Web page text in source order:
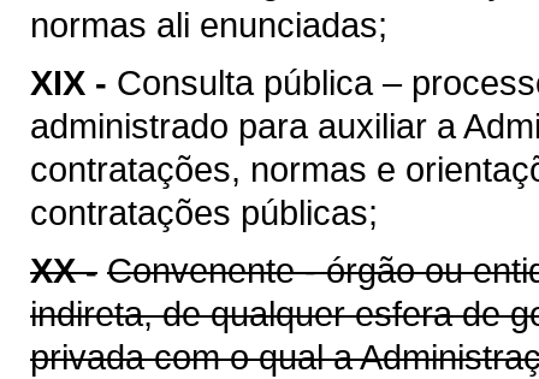
normas ali enunciadas;
XIX - Consulta pública –
administrado para auxiliar a
contratações, normas e
contratações públicas;
XX - Convenente - órgão ou
indireta, de qualquer esfera de
privada com o qual a